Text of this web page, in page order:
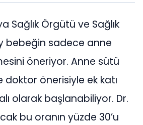
Sağlık Örgütü ve Sağlık
bebeğin sadece anne
öneriyor. Anne sütü
önerisiyle ek katı
olarak başlanabiliyor. Dr.
bu oranın yüzde 30’u